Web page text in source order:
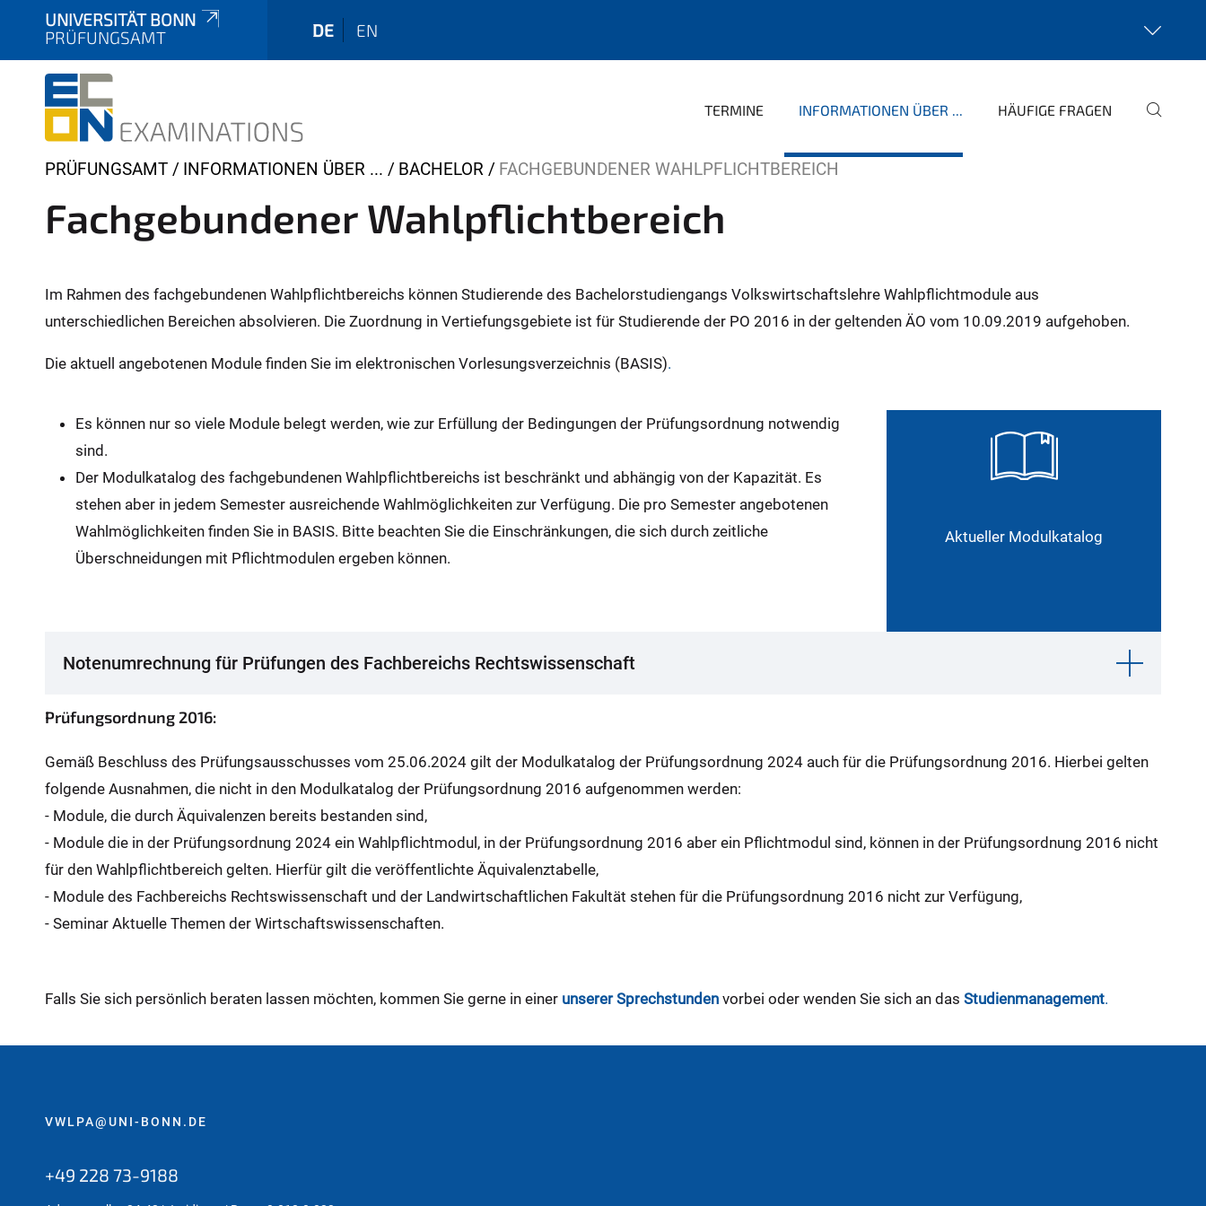
UNIVERSITÄT BONN
PRÜFUNGSAMT
DE EN
TERMINE INFORMATIONEN ÜBER ... HÄUFIGE FRAGEN
Y
u
e
h
r
PRÜFUNGSAMT INFORMATIONEN ÜBER ... BACHELOR FACHGEBUNDENER WAHLPFLICHTBEREICH
Fachgebundener Wahlpflichtbereich
Im Rahmen des fachgebundenen Wahlpflichtbereichs können Studierende des Bachelorstudiengangs Volkswirtschaftslehre Wahlpflichtmodule aus
unterschiedlichen Bereichen absolvieren. Die Zuordnung in Vertiefungsgebiete ist für Studierende der PO 2016 in der geltenden ÄO vom 10.09.2019 aufgehoben.
Die aktuell angebotenen Module finden Sie im elektronischen Vorlesungsverzeichnis (BASIS).
Es können nur so viele Module belegt werden, wie zur Erfüllung der Bedingungen der Prüfungsordnung notwendig
sind.
Der Modulkatalog des fachgebundenen Wahlpflichtbereichs ist beschränkt und abhängig von der Kapazität. Es
stehen aber in jedem Semester ausreichende Wahlmöglichkeiten zur Verfügung. Die pro Semester angebotenen
Wahlmöglichkeiten finden Sie in BASIS. Bitte beachten Sie die Einschränkungen, die sich durch zeitliche
Überschneidungen mit Pflichtmodulen ergeben können.
Aktueller Modulkatalog
Notenumrechnung für Prüfungen des Fachbereichs Rechtswissenschaft
Prüfungsordnung 2016:
Gemäß Beschluss des Prüfungsausschusses vom 25.06.2024 gilt der Modulkatalog der Prüfungsordnung 2024 auch für die Prüfungsordnung 2016. Hierbei gelten
folgende Ausnahmen, die nicht in den Modulkatalog der Prüfungsordnung 2016 aufgenommen werden:
- Module, die durch Äquivalenzen bereits bestanden sind,
- Module die in der Prüfungsordnung 2024 ein Wahlpflichtmodul, in der Prüfungsordnung 2016 aber ein Pflichtmodul sind, können in der Prüfungsordnung 2016 nicht
für den Wahlpflichtbereich gelten. Hierfür gilt die veröffentlichte Äquivalenztabelle,
- Module des Fachbereichs Rechtswissenschaft und der Landwirtschaftlichen Fakultät stehen für die Prüfungsordnung 2016 nicht zur Verfügung,
- Seminar Aktuelle Themen der Wirtschaftswissenschaften.
Falls Sie sich persönlich beraten lassen möchten, kommen Sie gerne in einer unserer Sprechstunden vorbei oder wenden Sie sich an das Studienmanagement.
VWLPA@UNI-BONN.DE
+49 228 73-9188